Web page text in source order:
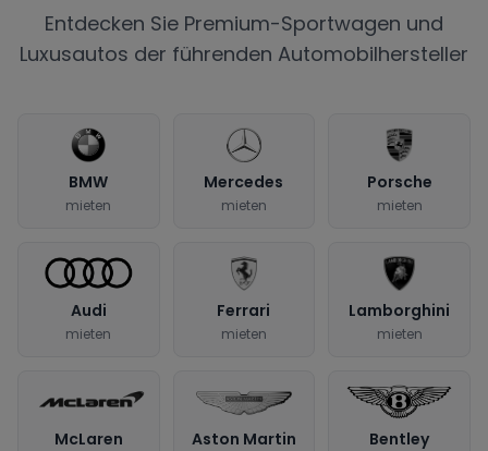
Entdecken Sie Premium-Sportwagen und
Luxusautos der führenden Automobilhersteller
BMW
mieten
Mercedes
mieten
Porsche
mieten
Audi
mieten
Ferrari
mieten
Lamborghini
mieten
McLaren Aston Martin Bentley